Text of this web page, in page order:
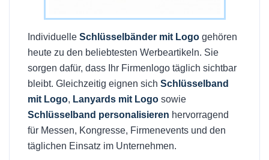
Individuelle Schlüsselbänder mit Logo gehören
heute zu den beliebtesten Werbeartikeln. Sie
sorgen dafür, dass Ihr Firmenlogo täglich sichtbar
bleibt. Gleichzeitig eignen sich Schlüsselband
mit Logo, Lanyards mit Logo sowie
Schlüsselband personalisieren hervorragend
für Messen, Kongresse, Firmenevents und den
täglichen Einsatz im Unternehmen.